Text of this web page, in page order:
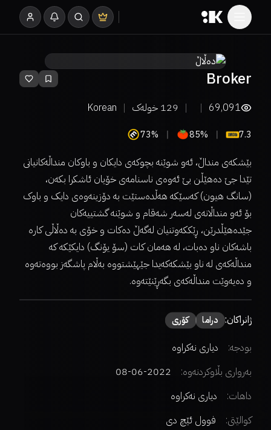
Broker
69,091
129 خولەک Korean
7.3
85%
73%
بێشکەی منداڵ، ئەو شوێنە بچوکەی دایکان و باوکان منداڵەکانیانی
تێدا جێ دەهێڵن بێ ئەوەی ناسنامەی خۆیان ئاشکرا بکەن،
(سانگ هیون) کەسێکە هەڵدەستێت بە دۆزینەوەی دایک و باوک
بۆ ئەو منداڵانەی لەسەر شەقام و شوێنە گشتییەکان
جێدەهێڵدرێن، ڕێککەوتنیان لەگەڵ دەکات و خۆی بە دەڵاڵی کارە
باشەکان ناو دەبات، لە هەمان کات (سۆ یۆنگ) دایکێکە کە
منداڵەکەی لە ناو بێشکەکەیدا جێهێشتووە بەڵام پاشگەز بووەتەوە
و دەیەوێت منداڵەکەی بگەڕێنێتەوە.
ژانراکان: دراما کۆری
بودجە:
دیاری نەکراوە
بەرواری بڵاوکردنەوە:
2022-06-08
داهات:
دیاری نەکراوە
کوالێتی:
فوول ئێچ دی